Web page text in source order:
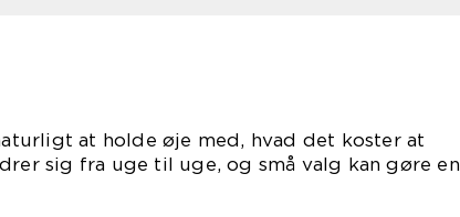
at holde øje med, hvad det koster at
sig fra uge til uge, og små valg kan gøre en